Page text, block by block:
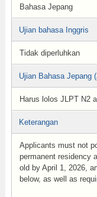
Bahasa Jepang
Ujian bahasa Inggris
Tidak diperluhkan
Ujian Bahasa Jepang
Harus lolos JLPT N2
Keterangan
Applicants must not
permanent residency
old by April 1, 2026,
below, as well as